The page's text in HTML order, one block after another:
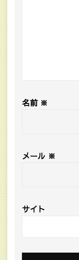
名前 ※
メール ※
サイト